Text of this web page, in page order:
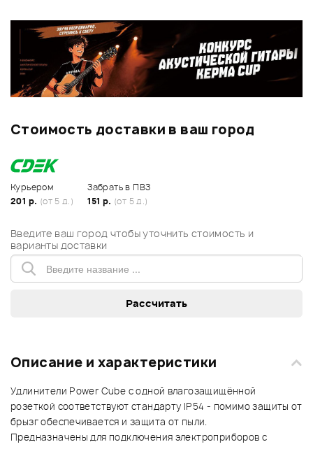
Стоимость доставки в ваш город
Курьером
201 р. (от 5 д.)
Забрать в ПВЗ
151 р. (от 5 д.)
Введите ваш город чтобы уточнить стоимость и
варианты доставки
Описание и характеристики
Удлинители Power Cube c одной влагозащищённой
розеткой соответствуют стандарту IP54 - помимо защиты от
брызг обеспечивается и защита от пыли.
Предназначены для подключения электроприборов с